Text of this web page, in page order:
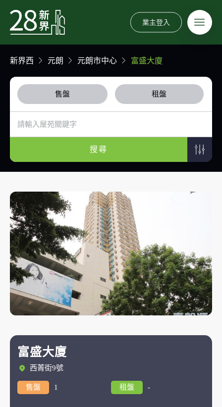
業主登入
新界西 元朗 元朗市中心 富盛大廈
售盤 租盤
搜尋
富盛大廈
西菁街9號
售盤 1 租盤 -